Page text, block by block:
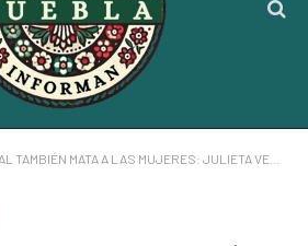
TAMBIÉN MATA A LAS MUJERES: JULIETA VENCES